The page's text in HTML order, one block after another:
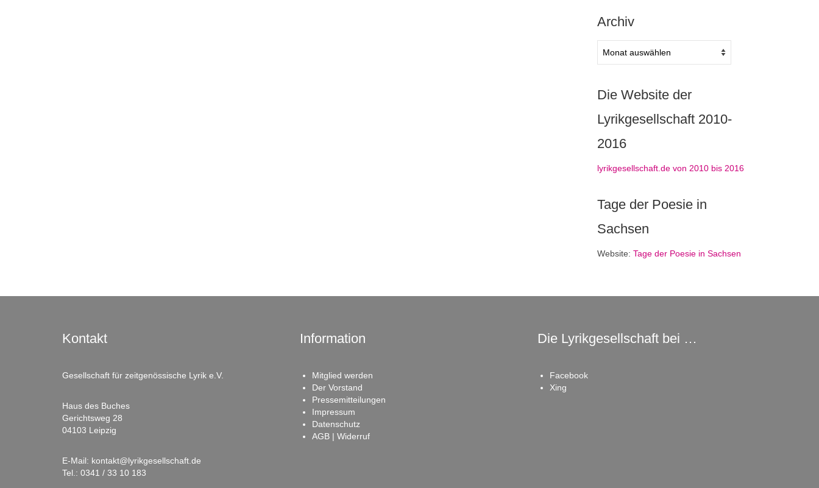
Archiv
Die Website der
Lyrikgesellschaft 2010-
2016
lyrikgesellschaft.de von 2010 bis 2016
Tage der Poesie in
Sachsen
Website: Tage der Poesie in Sachsen
Kontakt
Gesellschaft für zeitgenössische Lyrik e.V.
Haus des Buches
Gerichtsweg 28
04103 Leipzig
E-Mail: kontakt@lyrikgesellschaft.de
Tel.: 0341 / 33 10 183
Information
Mitglied werden
Der Vorstand
Pressemitteilungen
Impressum
Datenschutz
AGB | Widerruf
Die Lyrikgesellschaft bei …
Facebook
Xing